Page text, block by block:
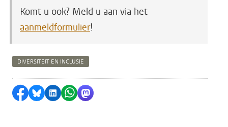
Komt u ook? Meld u aan via het
aanmeldformulier!
DIVERSITEIT EN INCLUSIE
Delen op Facebook
Delen via Bluesky
Delen op LinkedIn
Delen via WhatsApp
Delen via Mastodon